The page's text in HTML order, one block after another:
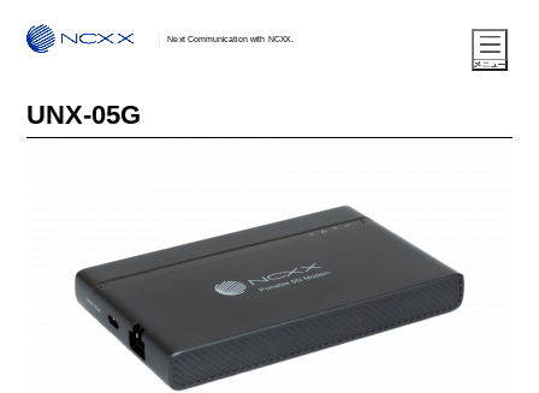
Next Communication with NCXX.
UNX-05G